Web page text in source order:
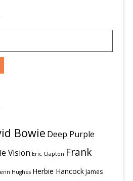
Bowie Deep Purple
Vision Eric Clapton Frank
Hughes Herbie HancockJames